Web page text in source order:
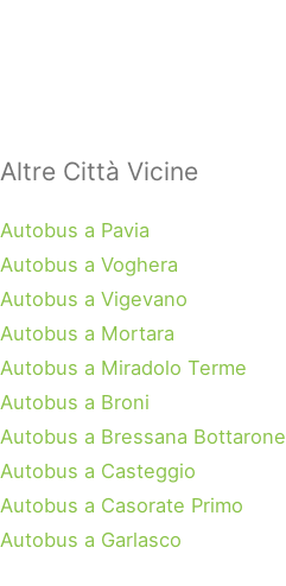
Altre Città Vicine
Autobus a Pavia
Autobus a Voghera
Autobus a Vigevano
Autobus a Mortara
Autobus a Miradolo Terme
Autobus a Broni
Autobus a Bressana Bottarone
Autobus a Casteggio
Autobus a Casorate Primo
Autobus a Garlasco